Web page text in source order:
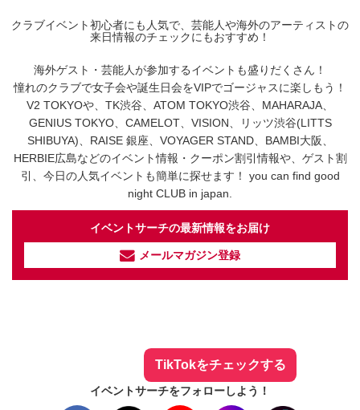
クラブイベント初心者にも人気で、芸能人や海外のアーティストの
来日情報のチェックにもおすすめ！
海外ゲスト・芸能人が参加するイベントも盛りだくさん！
憧れのクラブで女子会や誕生日会をVIPでゴージャスに楽しもう！
V2 TOKYOや、TK渋谷、ATOM TOKYO渋谷、MAHARAJA、
GENIUS TOKYO、CAMELOT、VISION、リッツ渋谷(LITTS
SHIBUYA)、RAISE 銀座、VOYAGER STAND、BAMBI大阪、
HERBIE広島などのイベント情報・クーポン割引情報や、ゲスト割
引、今日の人気イベントも簡単に探せます！ you can find good
night CLUB in japan.
イベントサーチの最新情報をお届け
メールマガジン登録
TikTokをチェックする
イベントサーチをフォローしよう！